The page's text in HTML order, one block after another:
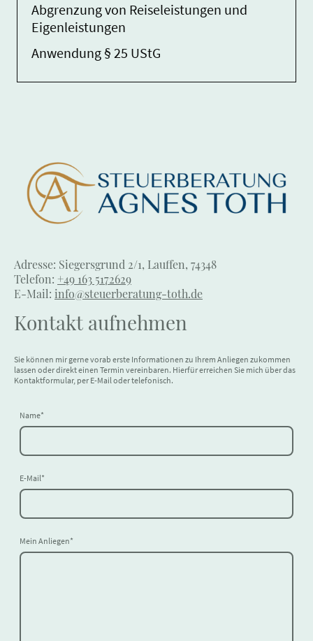
Abgrenzung von Reiseleistungen und
Eigenleistungen
Anwendung § 25 UStG
Adresse: Siegersgrund 2/1, Lauffen, 74348
Telefon: +49 163 5172629
E-Mail: info@steuerberatung-toth.de
Kontakt aufnehmen
Sie können mir gerne vorab erste Informationen zu Ihrem Anliegen zukommen
lassen oder direkt einen Termin vereinbaren. Hierfür erreichen Sie mich über das
Kontaktformular, per E-Mail oder telefonisch.
Name*
E-Mail*
Mein Anliegen*